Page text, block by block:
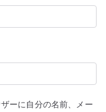
ーに自分の名前、メー